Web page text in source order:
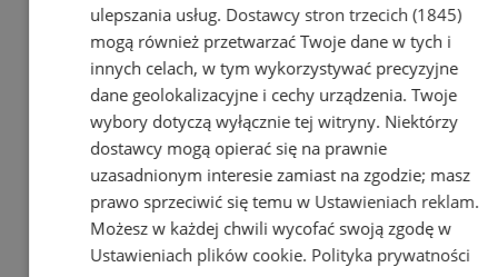
ulepszania usług. Dostawcy stron trzecich (1845)
mogą również przetwarzać Twoje dane w tych i
innych celach, w tym wykorzystywać precyzyjne
dane geolokalizacyjne i cechy urządzenia. Twoje
wybory dotyczą wyłącznie tej witryny. Niektórzy
dostawcy mogą opierać się na prawnie
uzasadnionym interesie zamiast na zgodzie; masz
prawo sprzeciwić się temu w Ustawieniach reklam.
Możesz w każdej chwili wycofać swoją zgodę w
Ustawieniach plików cookie. Polityka prywatności